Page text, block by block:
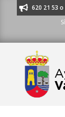
al 91 620 21 53